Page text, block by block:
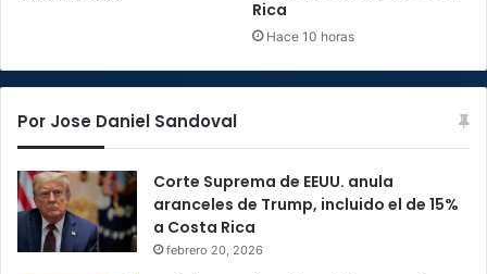
Rica
Hace 10 horas
Por Jose Daniel Sandoval
Corte Suprema de EEUU. anula
aranceles de Trump, incluido el de 15%
a Costa Rica
febrero 20, 2026